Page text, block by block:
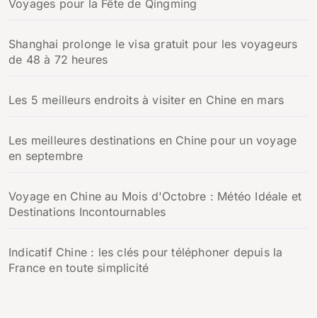
Voyages pour la Fête de Qingming
Shanghai prolonge le visa gratuit pour les voyageurs
de 48 à 72 heures
Les 5 meilleurs endroits à visiter en Chine en mars
Les meilleures destinations en Chine pour un voyage
en septembre
Voyage en Chine au Mois d'Octobre : Météo Idéale et
Destinations Incontournables
Indicatif Chine : les clés pour téléphoner depuis la
France en toute simplicité